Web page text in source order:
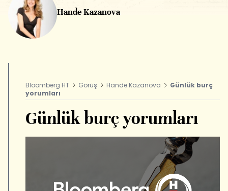
Hande Kazanova
Bloomberg HT Görüş Hande Kazanova
Günlük burç
yorumları
Günlük burç yorumları